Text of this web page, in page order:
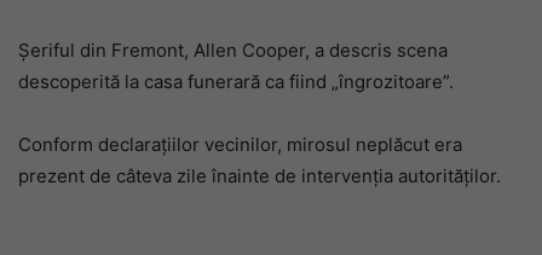
Șeriful din Fremont, Allen Cooper, a descris scena
descoperită la casa funerară ca fiind „îngrozitoare”.
Conform declarațiilor vecinilor, mirosul neplăcut era
prezent de câteva zile înainte de intervenția autorităților.